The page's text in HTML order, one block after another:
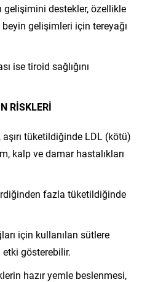
gelişimini destekler, özellikle
gelişimleri için tereyağı
ise tiroid sağlığını
RİSKLERİ
tüketildiğinde LDL (kötü)
kalp ve damar hastalıkları
fazla tüketildiğinde
için kullanılan sütlere
etki gösterebilir.
hazır yemle beslenmesi,